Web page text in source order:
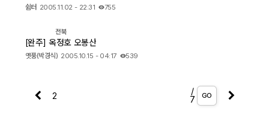
쉼터 2005.11.02 - 22:31 755
전북
[완주] 옥정호 오봉산
옛풍(박경식) 2005.10.15 - 04:17 539
/
7
GO